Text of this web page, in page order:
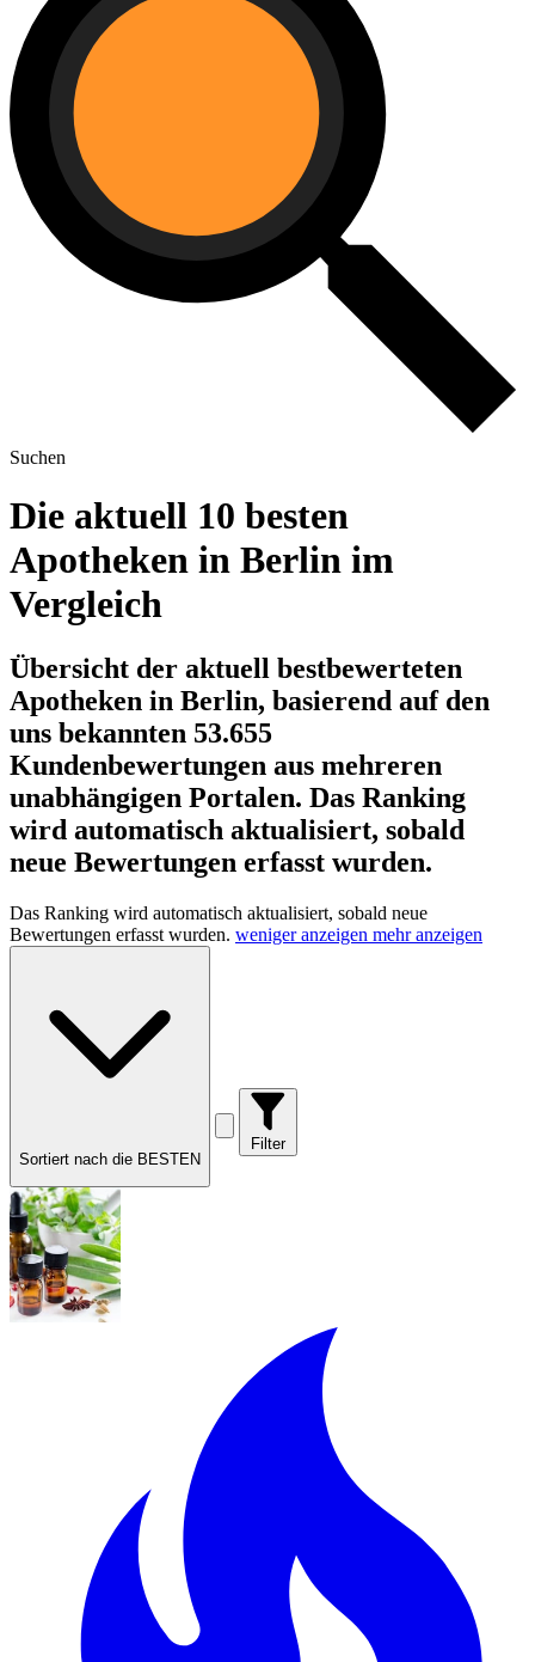
Suchen
Die aktuell 10 besten
Apotheken in Berlin im
Vergleich
Übersicht der aktuell bestbewerteten
Apotheken in Berlin, basierend auf den
uns bekannten 53.655
Kundenbewertungen aus mehreren
unabhängigen Portalen. Das Ranking
wird automatisch aktualisiert, sobald
neue Bewertungen erfasst wurden.
Das Ranking wird automatisch aktualisiert, sobald neue
Bewertungen erfasst wurden. weniger anzeigen mehr anzeigen
Sortiert nach die BESTEN
Filter